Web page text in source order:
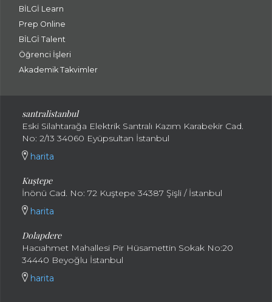
BİLGİ Learn
Prep Online
BİLGİ Talent
Öğrenci İşleri
Akademik Takvimler
santralistanbul
Eski Silahtarağa Elektrik Santralı Kazım Karabekir Cad.
No: 2/13 34060 Eyüpsultan İstanbul
harita
Kuştepe
İnönü Cad. No: 72 Kuştepe 34387 Şişli / İstanbul
harita
Dolapdere
Hacıahmet Mahallesi Pir Hüsamettin Sokak No:20
34440 Beyoğlu İstanbul
harita